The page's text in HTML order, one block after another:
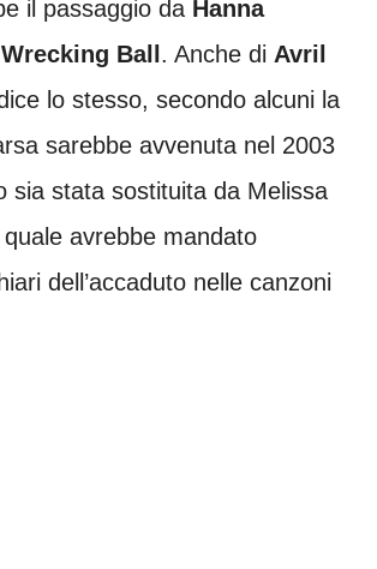
il passaggio da Hanna
Ball . Anche di Avril
lo stesso, secondo alcuni la
sarebbe avvenuta nel 2003
sia stata sostituita da Melissa
avrebbe mandato
dell’accaduto nelle canzoni